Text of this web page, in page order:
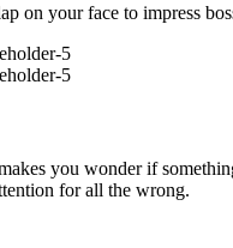
on your face to impress
you wonder if
for all the wrong.